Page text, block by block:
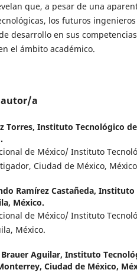
que, a pesar de una
los futuros
desarrollo en sus
el ámbito académico.
autor/a
Torres, Instituto Tecnológico
de México/ Instituto
Ciudad de México,
Ramírez Castañeda, Instituto
México.
de México/ Instituto
México.
Aguilar, Instituto
Ciudad de México,